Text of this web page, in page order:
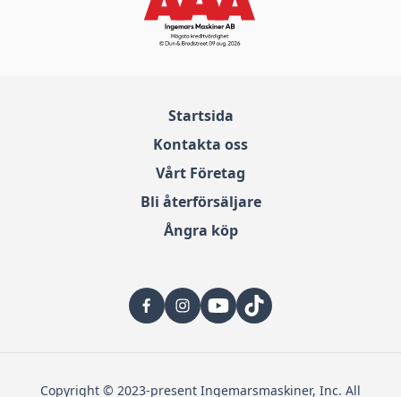
Startsida
Kontakta oss
Vårt Företag
Bli återförsäljare
Ångra köp
Copyright © 2023-present Ingemarsmaskiner, Inc. All